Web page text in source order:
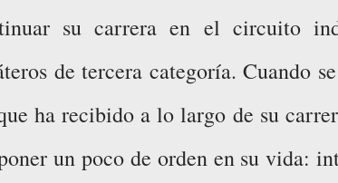
su carrera en el circuito
de tercera categoría. Cuando
ha recibido a lo largo de su
un poco de orden en su vida: